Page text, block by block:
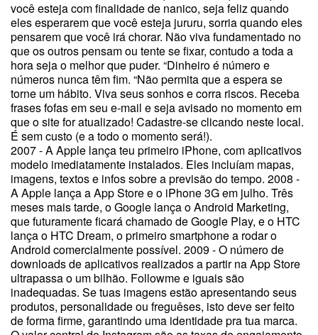
você esteja com finalidade de nanico, seja feliz quando
eles esperarem que você esteja jururu, sorria quando eles
pensarem que você irá chorar. Não viva fundamentado no
que os outros pensam ou tente se fixar, contudo a toda a
hora seja o melhor que puder. “Dinheiro é número e
números nunca têm fim. “Não permita que a espera se
torne um hábito. Viva seus sonhos e corra riscos. Receba
frases fofas em seu e-mail e seja avisado no momento em
que o site for atualizado! Cadastre-se clicando neste local.
É sem custo (e a todo o momento será!).
2007 - A Apple lança teu primeiro iPhone, com aplicativos
modelo imediatamente instalados. Eles incluíam mapas,
imagens, textos e infos sobre a previsão do tempo. 2008 -
A Apple lança a App Store e o iPhone 3G em julho. Três
meses mais tarde, o Google lança o Android Marketing,
que futuramente ficará chamado de Google Play, e o HTC
lança o HTC Dream, o primeiro smartphone a rodar o
Android comercialmente possível. 2009 - O número de
downloads de aplicativos realizados a partir na App Store
ultrapassa o um bilhão. Followme e iguais são
inadequadas. Se tuas imagens estão apresentando seus
produtos, personalidade ou freguêses, isto deve ser feito
de forma firme, garantindo uma identidade pra tua marca.